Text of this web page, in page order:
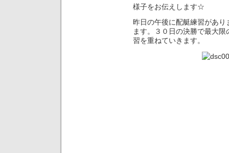
様子をお伝えします☆
昨日の午後に配艇練習があ
ます。３０日の決勝で最大
習を重ねていきます。